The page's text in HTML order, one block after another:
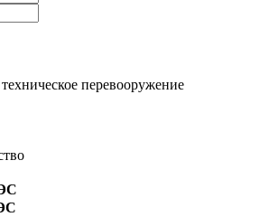
перевооружение